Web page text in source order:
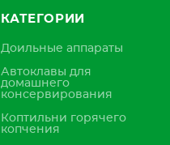
КАТЕГОРИИ
Доильные аппараты
Автоклавы для
домашнего
консервирования
Коптильни горячего
копчения